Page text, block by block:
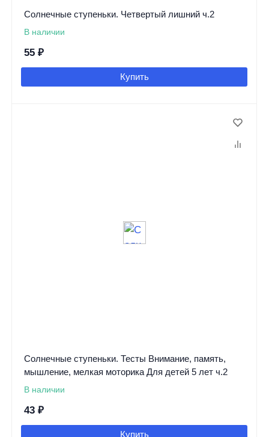
Солнечные ступеньки. Четвертый лишний ч.2
В наличии
55 ₽
Купить
Солнечные ступеньки. Тесты Внимание, память,
мышление, мелкая моторика Для детей 5 лет ч.2
В наличии
43 ₽
Купить